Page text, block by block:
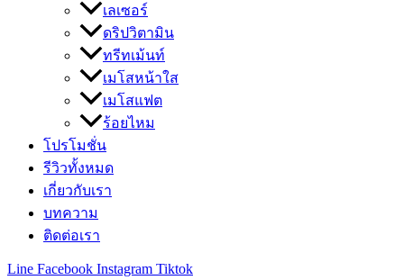
เลเซอร์
ดริปวิตามิน
ทรีทเม้นท์
เมโสหน้าใส
เมโสแฟต
ร้อยไหม
โปรโมชั่น
รีวิวทั้งหมด
เกี่ยวกับเรา
บทความ
ติดต่อเรา
Line Facebook Instagram Tiktok